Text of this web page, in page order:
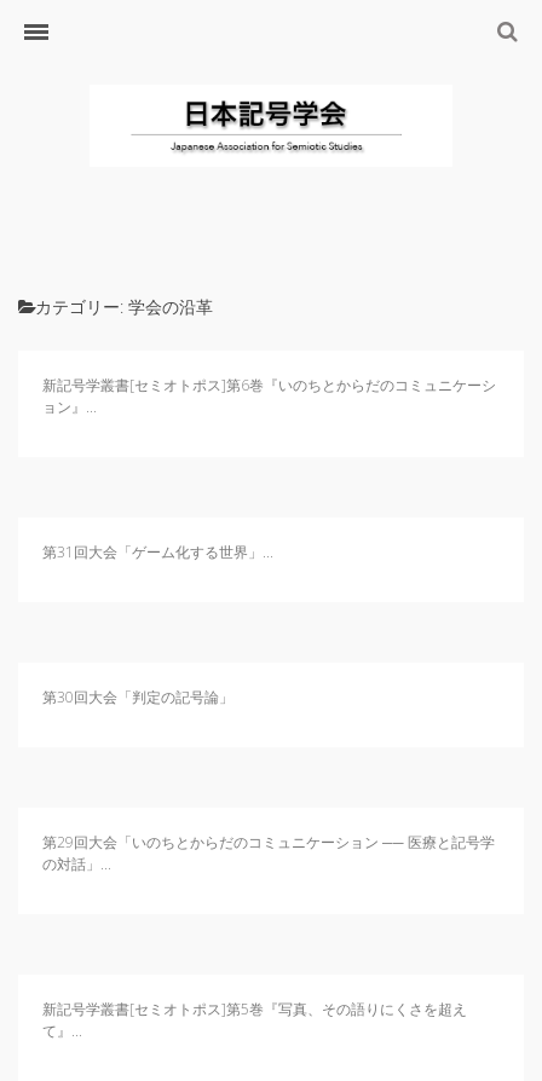
ホーム
ジャーナル（論文誌）
日本記号学会第46回大会
（2026/7/11・7/12）「パース
カテゴリー: 学会の沿革
新記号学叢書[セミオトポス]第6巻『いのちとからだのコミュニケーシ
ョン』...
第31回大会「ゲーム化する世界」...
第30回大会「判定の記号論」
第29回大会「いのちとからだのコミュニケーション ── 医療と記号学
の対話」...
新記号学叢書[セミオトポス]第5巻『写真、その語りにくさを超え
て』...